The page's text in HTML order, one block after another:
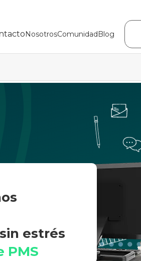
NosotrosComunidadBlog
estrés
PMS